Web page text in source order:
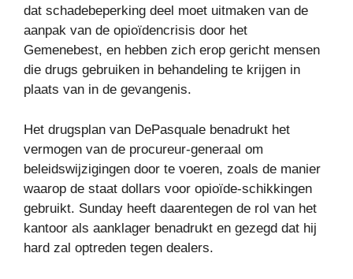
dat schadebeperking deel moet uitmaken van de
aanpak van de opioïdencrisis door het
Gemenebest, en hebben zich erop gericht mensen
die drugs gebruiken in behandeling te krijgen in
plaats van in de gevangenis.
Het drugsplan van DePasquale benadrukt het
vermogen van de procureur-generaal om
beleidswijzigingen door te voeren, zoals de manier
waarop de staat dollars voor opioïde-schikkingen
gebruikt. Sunday heeft daarentegen de rol van het
kantoor als aanklager benadrukt en gezegd dat hij
hard zal optreden tegen dealers.